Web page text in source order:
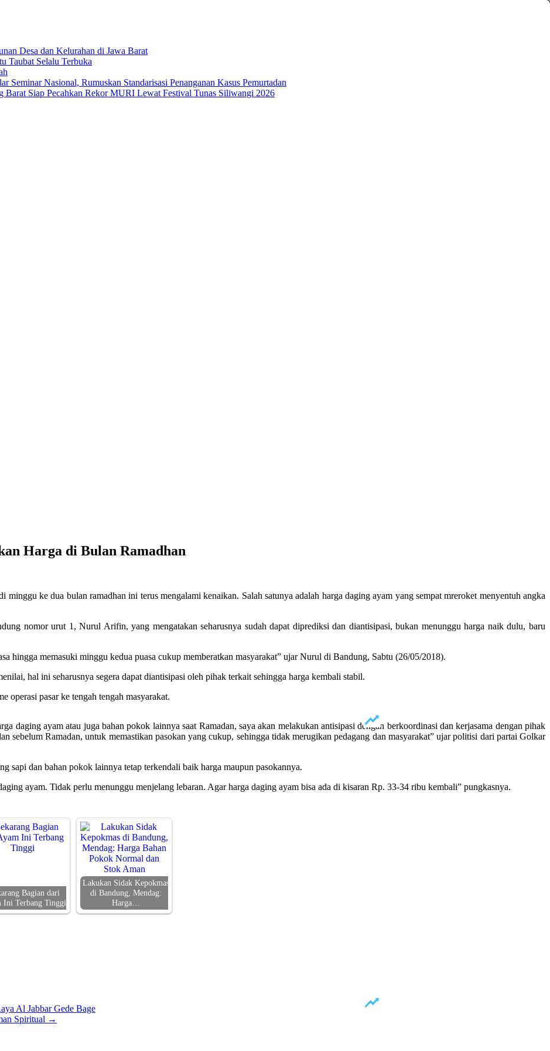
Desa dan Kelurahan di Jawa Barat
Taubat Selalu Terbuka
Nasional, Rumuskan Standarisasi Penanganan Kasus Pemurtadan
Siap Pecahkan Rekor MURI Lewat Festival Tunas Siliwangi 2026
Harga di Bulan Ramadhan
ke dua bulan ramadhan ini terus mengalami kenaikan. Salah satunya adalah harga daging ayam yang sempat mreroket menyentuh angka
nomor urut 1, Nurul Arifin, yang mengatakan seharusnya sudah dapat diprediksi dan diantisipasi, bukan menunggu harga naik dulu, baru
hingga memasuki minggu kedua puasa cukup memberatkan masyarakat” ujar Nurul di Bandung, Sabtu (26/05/2018).
hal ini seharusnya segera dapat diantisipasi oleh pihak terkait sehingga harga kembali stabil.
operasi pasar ke tengah tengah masyarakat.
daging ayam atau juga bahan pokok lainnya saat Ramadan, saya akan melakukan antisipasi dengan berkoordinasi dan kerjasama dengan pihak
sebelum Ramadan, untuk memastikan pasokan yang cukup, sehingga tidak merugikan pedagang dan masyarakat” ujar politisi dari partai Golkar
sapi dan bahan pokok lainnya tetap terkendali baik harga maupun pasokannya.
ayam. Tidak perlu menunggu menjelang lebaran. Agar harga daging ayam bisa ada di kisaran Rp. 33-34 ribu kembali” pungkasnya.
Bagian dari
Ini Terbang Tinggi
Lakukan Sidak Kepokmas
di Bandung, Mendag:
Harga…
Al Jabbar Gede Bage
Spiritual →